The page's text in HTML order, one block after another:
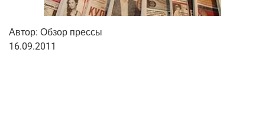
Автор: Обзор прес­сы
16.09.2011